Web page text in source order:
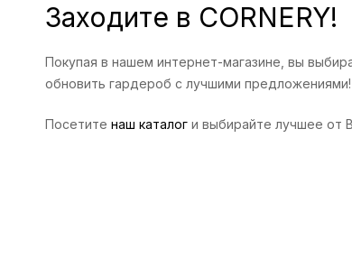
Заходите в CORNERY!
Покупая в нашем интернет-магазине, вы
обновить гардероб с лучшими предложениями!
Посетите наш каталог и выбирайте лучшее от